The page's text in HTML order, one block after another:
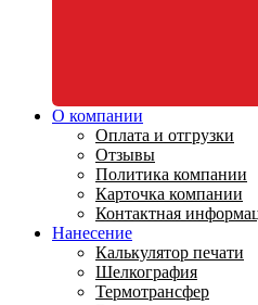
О компании
Оплата и отгрузки
Отзывы
Политика компании
Карточка компании
Контактная
Нанесение
Калькулятор печати
Шелкография
Термотрансфер